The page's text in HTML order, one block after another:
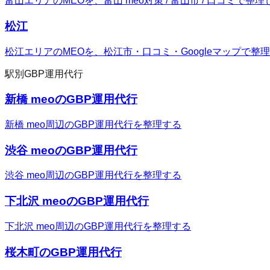
松江
松江エリアのMEOを、松江市・口コミ・Googleマップで整理
駅別GBP運用代行
新橋 meoのGBP運用代行
新橋 meo周辺のGBP運用代行を整理する
渋谷 meoのGBP運用代行
渋谷 meo周辺のGBP運用代行を整理する
下北沢 meoのGBP運用代行
下北沢 meo周辺のGBP運用代行を整理する
桜木町のGBP運用代行